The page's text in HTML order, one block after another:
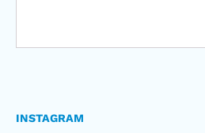
INSTAGRAM